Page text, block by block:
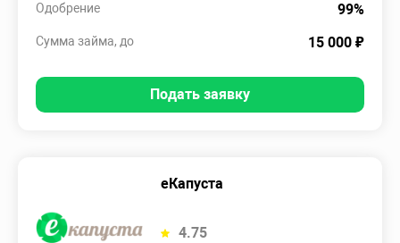
99%
Одобрение
15 000 ₽
Сумма займа, до
Подать заявку
еКапуста
4.75